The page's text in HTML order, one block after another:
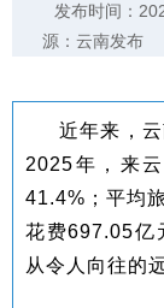
发布时间：
源：云南发布
近年来，
2025年，来
41.4%；平均
花费697.05亿
从令人向往的